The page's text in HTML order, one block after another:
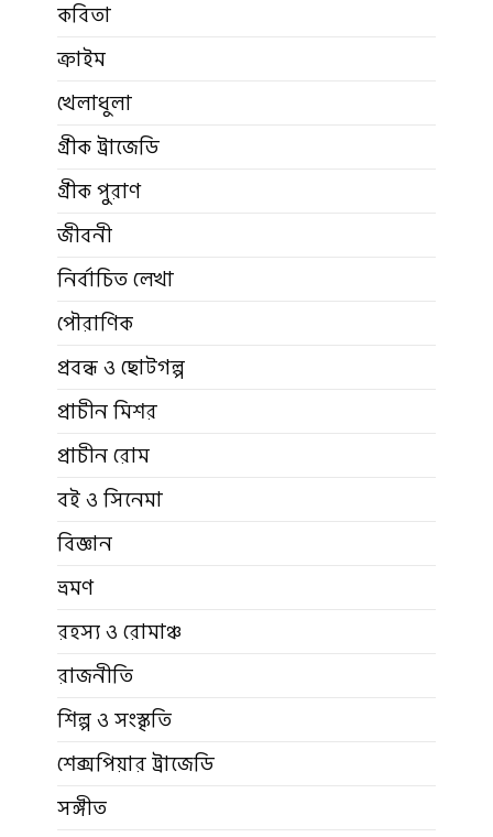
কবিতা
ক্রাইম
খেলাধুলা
গ্রীক ট্রাজেডি
গ্রীক পুরাণ
জীবনী
নির্বাচিত লেখা
পৌরাণিক
প্রবন্ধ ও ছোটগল্প
প্রাচীন মিশর
প্রাচীন রোম
বই ও সিনেমা
বিজ্ঞান
ভ্রমণ
রহস্য ও রোমাঞ্চ
রাজনীতি
শিল্প ও সংস্কৃতি
শেক্সপিয়ার ট্রাজেডি
সঙ্গীত